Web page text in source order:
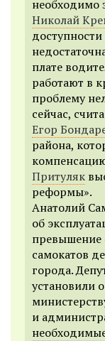
необходимо
Николай
плате
работают в
проблему
сейчас,
Егор
района,
Притуляк
реформы».
Анатолий
об
превышение
самокатов
города.
установили
и